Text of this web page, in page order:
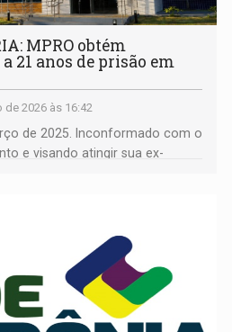
MPRO obtém
21 anos de prisão em
2026 às 16:42
de 2025. Inconformado com o
e visando atingir sua ex-